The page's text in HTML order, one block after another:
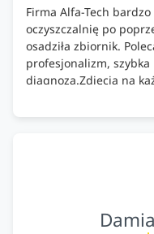
Firma Alfa-Tech
oczyszczalnię po
osadziła zbiornik.
profesjonalizm,
diagnoza.Zdjęcia na
doradztwo.Dobrze
Podsumowując ekipa